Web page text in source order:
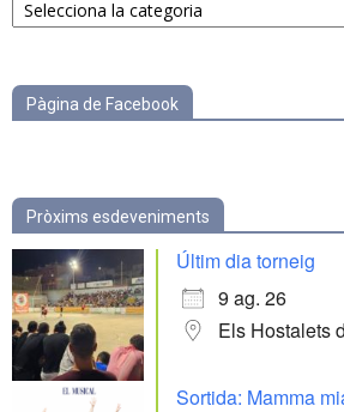
per
Pàgina de Facebook
Pròxims esdeveniments
Últim dia torneig
9 ag. 26
Els Hostalets
Sortida: Mamma